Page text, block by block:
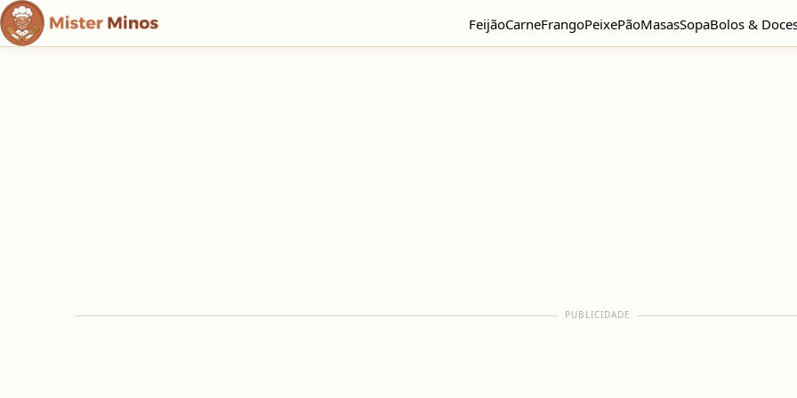
FeijãoCarneFrangoPeixePãoMasasSopaBolos &
PUBLICIDADE